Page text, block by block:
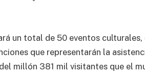
un total de 50 eventos
que representarán la
millón 381 mil visitantes que el